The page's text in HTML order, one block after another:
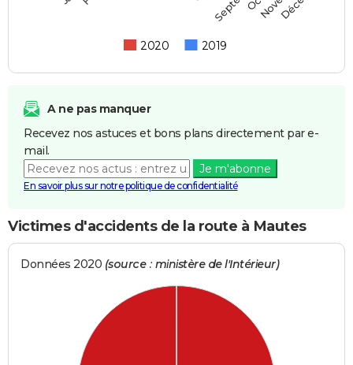
2020 2019
A ne pas manquer
Recevez nos astuces et bons plans directement par e-
mail.
Je m'abonne
En savoir plus sur notre politique de confidentialité
Victimes d'accidents de la route à Mautes
Données 2020 (source : ministère de l'Intérieur)